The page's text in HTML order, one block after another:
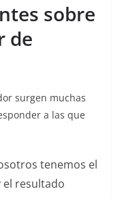
sobre
de
surgen muchas
a las que
tenemos el
el resultado